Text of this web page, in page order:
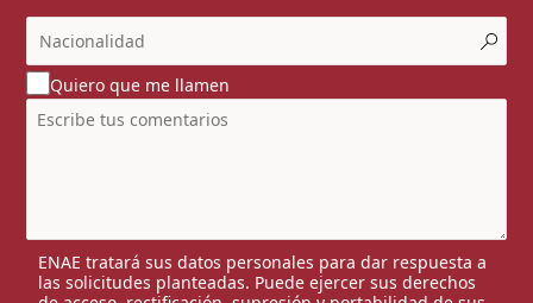
Quiero que me llamen
ENAE tratará sus datos personales para dar respuesta a
las solicitudes planteadas. Puede ejercer sus derechos